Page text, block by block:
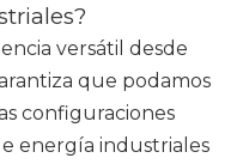
versátil desde
que podamos
configuraciones
energía industriales